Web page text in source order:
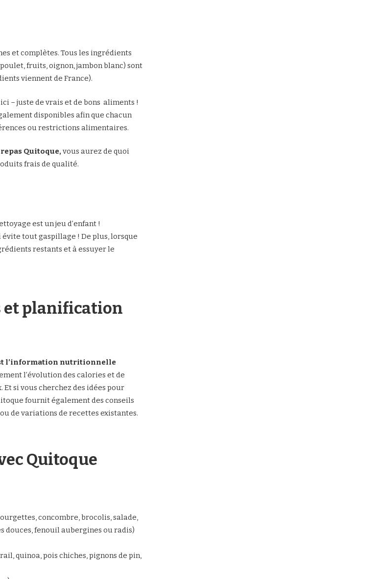
et complètes. Tous les ingrédients
fruits, oignon, jambon blanc) sont
viennent de France).
– juste de vrais et de bons aliments !
disponibles afin que chacun
ou restrictions alimentaires.
Quitoque,vous aurez de quoi
frais de qualité.
est un jeu d’enfant !
évite tout gaspillage ! De plus, lorsque
restants et à essuyer le
planification
l’information nutritionnelle
l’évolution des calories et de
si vous cherchez des idées pour
fournit également des conseils
de variations de recettes existantes.
Quitoque
concombre, brocolis, salade,
douces, fenouil aubergines ou radis)
quinoa, pois chiches, pignons de pin,